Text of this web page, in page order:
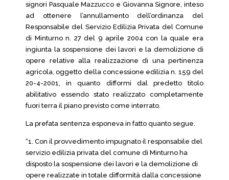
signori Pasquale Mazzucco e Giovanna Signore, inteso
ad ottenere l’annullamento dell’ordinanza del
Responsabile del Servizio Edilizia Privata del Comune
di Minturno n. 27 del 9 aprile 2004 con la quale era
ingiunta la sospensione dei lavori e la demolizione di
opere relative alla realizzazione di una pertinenza
agricola, oggetto della concessione edilizia n. 159 del
20-4-2001, in quanto difformi dal predetto titolo
abilitativo essendo stato realizzato completamente
fuori terra il piano previsto come interrato.
La prefata sentenza esponeva in fatto quanto segue.
“1. Con il provvedimento impugnato il responsabile del
servizio edilizia privata del comune di Minturno ha
disposto la sospensione dei lavori e la demolizione di
opere realizzate in totale difformità dalla concessione